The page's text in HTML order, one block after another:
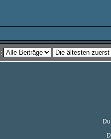
Du